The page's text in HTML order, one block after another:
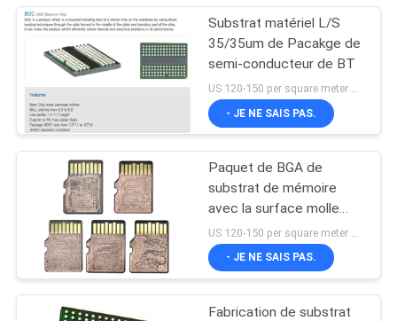
Substrat de module
de rf
Substrat de
mémoire
Substrat matériel L/S
35/35um de Pacakge de
semi-conducteur de BT
- JE NE SAIS PAS.
Paquet de BGA de
substrat de mémoire
avec la surface molle
d'or d'ENEPIG L'ENIG
- JE NE SAIS PAS.
Fabrication de substrat